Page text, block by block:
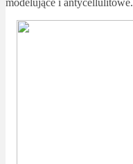
modelujące i antycellulitowe.